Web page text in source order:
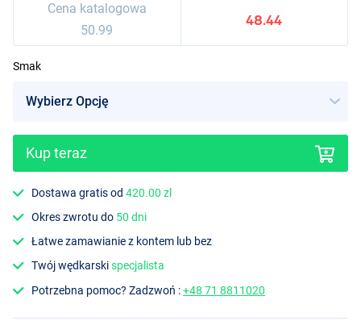
Cena katalogowa
50.99
48.44
Smak
Kup teraz
Dostawa gratis od420.00 zl
Okres zwrotu do 50 dni
Łatwe zamawianie z kontem lub bez
Twój wędkarskispecjalista
Potrzebna pomoc? Zadzwoń :+48 71 8811020